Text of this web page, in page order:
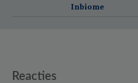
Inbiome
Reader
Reacties